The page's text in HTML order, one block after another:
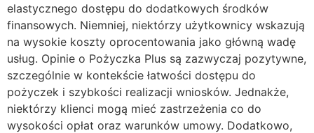
elastycznego dostępu do dodatkowych środków
finansowych. Niemniej, niektórzy użytkownicy wskazują
na wysokie koszty oprocentowania jako główną wadę
usług. Opinie o Pożyczka Plus są zazwyczaj pozytywne,
szczególnie w kontekście łatwości dostępu do
pożyczek i szybkości realizacji wniosków. Jednakże,
niektórzy klienci mogą mieć zastrzeżenia co do
wysokości opłat oraz warunków umowy. Dodatkowo,